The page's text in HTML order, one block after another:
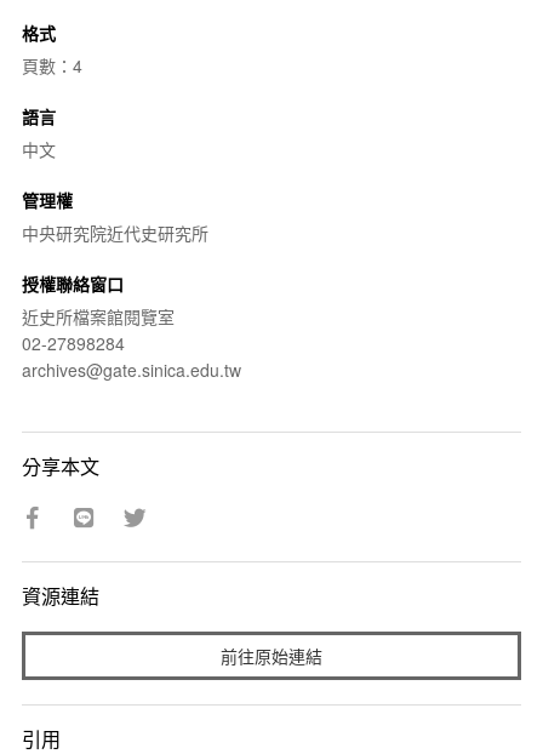
格式
頁數：4
語言
中文
管理權
中央研究院近代史研究所
授權聯絡窗口
近史所檔案館閱覽室
02-27898284
archives@gate.sinica.edu.tw
分享本文
資源連結
前往原始連結
引用